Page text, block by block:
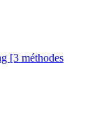
[3 méthodes